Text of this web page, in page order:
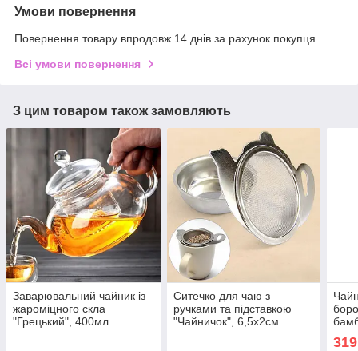
Умови повернення
Повернення товару впродовж 14 днів за рахунок покупця
Всі умови повернення
З цим товаром також замовляють
Заварювальний чайник із
жароміцного скла
"Грецький", 400мл
Ситечко для чаю з
ручками та підставкою
"Чайничок", 6,5x2см